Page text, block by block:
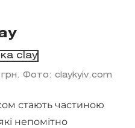
грн. Фото: claykyiv.com
стають частиною
непомітно